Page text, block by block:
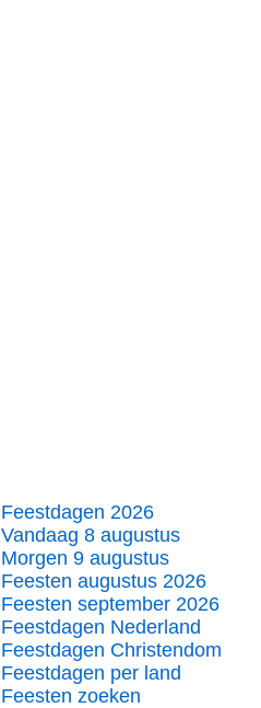
Feestdagen 2026
Vandaag 8 augustus
Morgen 9 augustus
Feesten augustus 2026
Feesten september 2026
Feestdagen Nederland
Feestdagen Christendom
Feestdagen per land
Feesten zoeken